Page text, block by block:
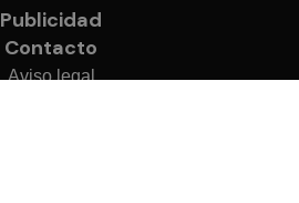
Publicidad
Contacto
Aviso legal